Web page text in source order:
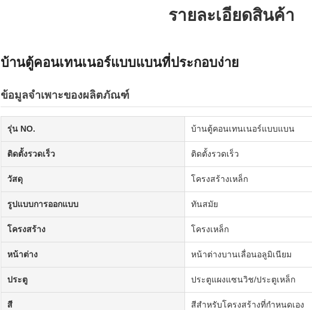
รายละเอียดสินค้า
บ้านตู้คอนเทนเนอร์แบบแบนที่ประกอบง่าย
ข้อมูลจำเพาะของผลิตภัณฑ์
รุ่น NO. บ้านตู้คอนเทนเนอร์แบบแบน
ติดตั้งรวดเร็ว ติดตั้งรวดเร็ว
วัสดุ โครงสร้างเหล็ก
รูปแบบการออกแบบ ทันสมัย
โครงสร้าง โครงเหล็ก
หน้าต่าง หน้าต่างบานเลื่อนอลูมิเนียม
ประตู ประตูแผงแซนวิช/ประตูเหล็ก
สี สีสำหรับโครงสร้างที่กำหนดเอง